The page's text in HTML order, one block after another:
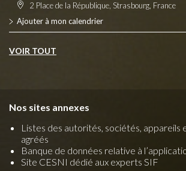
2 Place de la République, Strasbourg, France
Ajouter à mon calendrier
VOIR TOUT
Nos sites annexes
Listes des autorités, sociétés, appareils
agréés
Banque de données relative à
Site CESNI dédié aux experts SIF